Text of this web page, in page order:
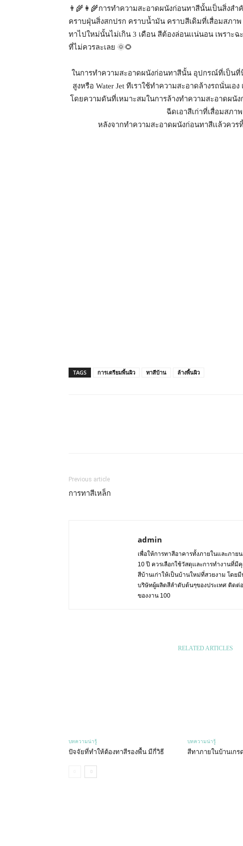
👨‍🌾 👩‍🌾การทำความสะอาดผนังก่อนทาสีนั้นเป็นสิ่งส
คราบฝุ่นสิ่งสกปรก คราบน้ำมัน คราบสีเดิมที่เสื่อมสภาพ
ทาไปใหม่นั้นไม่เกิน 3 เดือน สีต้องล่อนเเน่นอน เพราะฉ
ที่ไม่ควรละเลย 🌞🌻
ในการทำความสะอาดผนังก่อนทาสีนั้น อุปกรณ์ที่เป็นที่
สูงหรือ Water Jet ทีเราใช้ทำความสะอาดล้างรถนั่นเอ
โดยความดันที่เหมาะสมในการล้างทำความสะอาดผนัง
ฉีดเอาสีเก่าที่เสื่อมสภา
หลังจากทำความสะอาดผนังก่อนทาสีเเล้วควร
TAGS การเตรียมพื้นผิว ทาสีบ้าน ล้างพื้นผิว
Previous article
การทาสีเหล็ก
admin
เพื่อให้การทาสีอาคารทั้งภายในและภา
10 ปี ควรเลือกใช้วัสดุเเละการทำงานที่
สีบ้านเก่าให้เป็นบ้านใหม่ที่สวยงาม โดย
บริษัทผู้ผลิตสีลำดับต้นๆของประเทศ ติดต่
ของงาน 100
RELATED ARTICLES
บทความน่ารู้
ปัจจัยที่ทำให้ต้องทาสีรองพื้น มีกี่วิธี
บทความน่ารู้
สีทาภายในบ้านเกร